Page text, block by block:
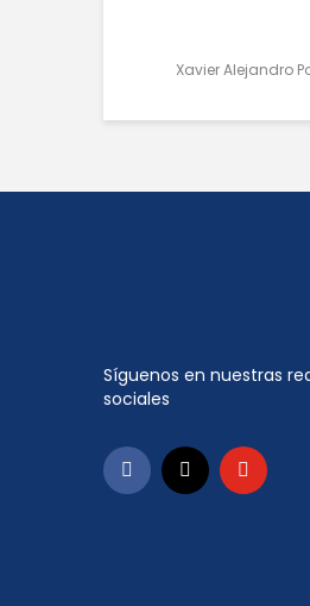
Xavier Alejandro
Síguenos en nuestras
sociales